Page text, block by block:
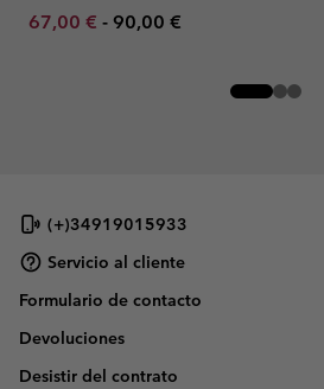
Minimum sale price:
67,00 € - Maximum price:
90,00 €
(+)34919015933
Servicio al cliente
Formulario de contacto
Devoluciones
Desistir del contrato